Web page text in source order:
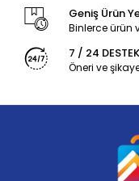
Geniş Ürün
Binlerce ürün
7 / 24 DESTEK
Öneri ve